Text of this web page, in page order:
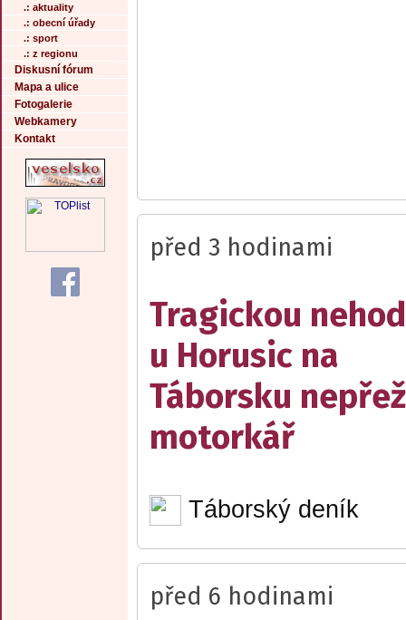
.: aktuality
.: obecní úřady
.: sport
.: z regionu
Diskusní fórum
Mapa a ulice
Fotogalerie
Webkamery
Kontakt
před 3 hodinami
Tragickou
u Horusic na
Táborsku
motorkář
Táborský deník
před 6 hodinami